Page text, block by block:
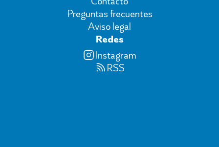
Preguntas frecuentes
Aviso legal
Redes
Instagram
RSS